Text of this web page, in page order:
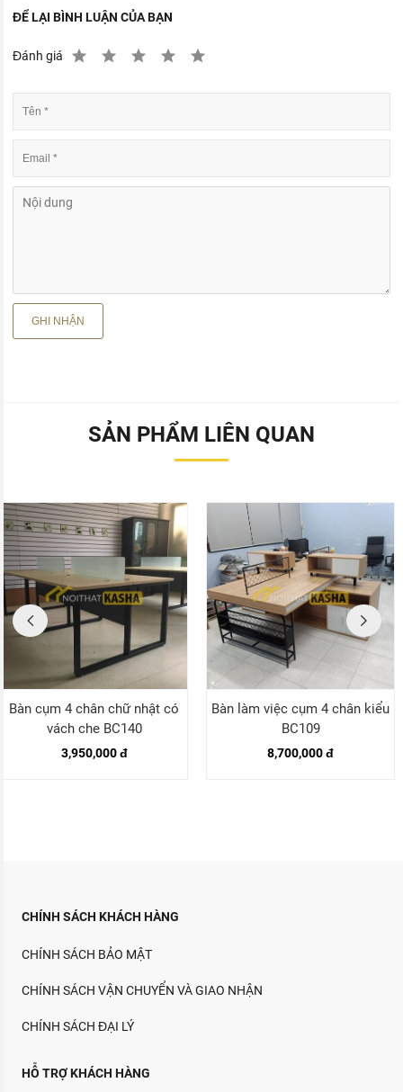
ĐỂ LẠI BÌNH LUẬN CỦA BẠN
Đánh giá
SẢN PHẨM LIÊN QUAN
Bàn cụm 4 chân chữ nhật có
vách che BC140
3,950,000 đ
Bàn làm việc cụm 4 chân kiểu
BC109
8,700,000 đ
CHÍNH SÁCH KHÁCH HÀNG
CHÍNH SÁCH BẢO MẬT
CHÍNH SÁCH VẬN CHUYỂN VÀ GIAO NHẬN
CHÍNH SÁCH ĐẠI LÝ
HỖ TRỢ KHÁCH HÀNG